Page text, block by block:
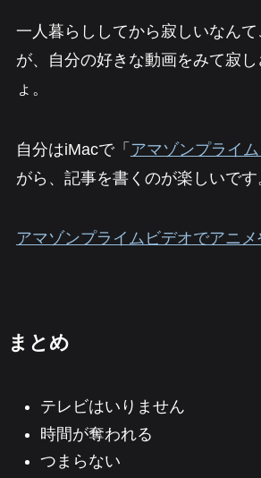
一人暮らししてから寂しいなん
が、自分の好きな動画をみて寂
ょ。
自分はiMacで「 アマゾンプライ
がら、記事を書くのが楽しいです
アマゾンプライムビデオでアニ
まとめ
テレビはいりません
時間が奪われる
つまらない